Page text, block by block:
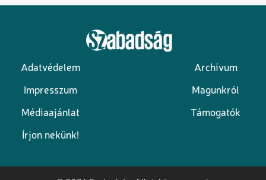
Lábléc
Adatvédelem Archívum
Impresszum Magunkról
Médiaajánlat Támogatók
Írjon nekünk!